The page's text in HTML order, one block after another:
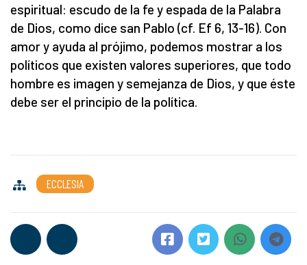
espiritual: escudo de la fe y espada de la Palabra
de Dios, como dice san Pablo (cf. Ef 6, 13-16). Con
amor y ayuda al prójimo, podemos mostrar a los
políticos que existen valores superiores, que todo
hombre es imagen y semejanza de Dios, y que éste
debe ser el principio de la política.
ECCLESIA